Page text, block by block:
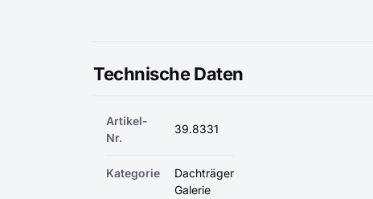
Technische Daten
Artikel-
Nr.
39.8331
Kategorie
Dachträger
Galerie